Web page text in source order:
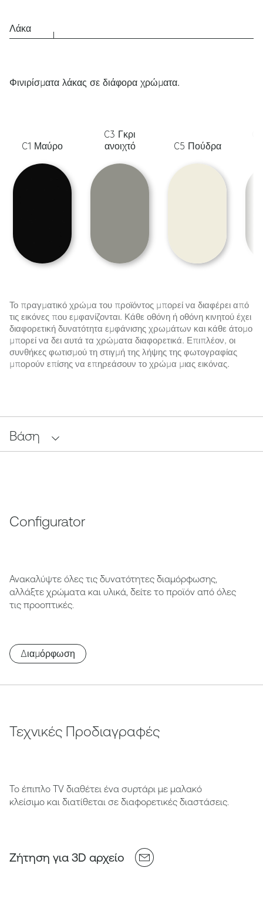
Λάκα
Φινιρίσματα λάκας σε διάφορα χρώματα.
C1 Μαύρο
C3 Γκρι
ανοιχτό
C5 Πούδρα
Το πραγματικό χρώμα του προϊόντος μπορεί να διαφέρει από
τις εικόνες που εμφανίζονται. Κάθε οθόνη ή οθόνη κινητού έχει
διαφορετική δυνατότητα εμφάνισης χρωμάτων και κάθε άτομο
μπορεί να δει αυτά τα χρώματα διαφορετικά. Επιπλέον, οι
συνθήκες φωτισμού τη στιγμή της λήψης της φωτογραφίας
μπορούν επίσης να επηρεάσουν το χρώμα μιας εικόνας.
Βάση
Configurator
Ανακαλύψτε όλες τις δυνατότητες διαμόρφωσης,
αλλάξτε χρώματα και υλικά, δείτε το προϊόν από όλες
τις προοπτικές.
Διαμόρφωση
Τεχνικές Προδιαγραφές
Το έπιπλο TV διαθέτει ένα συρτάρι με μαλακό
κλείσιμο και διατίθεται σε διαφορετικές διαστάσεις.
Ζήτηση για 3D αρχείο